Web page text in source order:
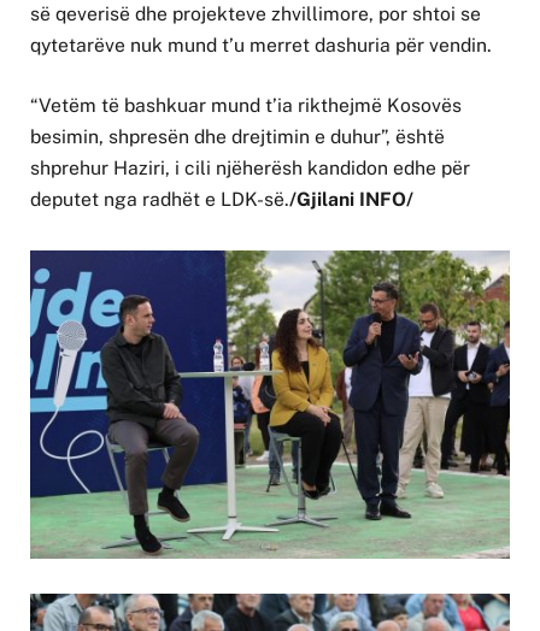
së qeverisë dhe projekteve zhvillimore, por shtoi se
qytetarëve nuk mund t’u merret dashuria për vendin.
“Vetëm të bashkuar mund t’ia rikthejmë Kosovës
besimin, shpresën dhe drejtimin e duhur”, është
shprehur Haziri, i cili njëherësh kandidon edhe për
deputet nga radhët e LDK-së./Gjilani INFO/